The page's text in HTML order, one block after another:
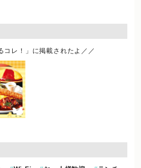
レ！」に掲載されたよ／／